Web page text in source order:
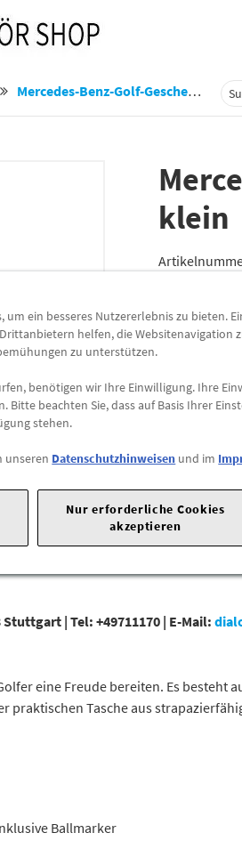
Mercedes-Benz-Golf-Geschenkset-Klein-B66450405
klein
Preis
-
Stuttgart | Tel: +49711170 | E-Mail:
eine Freude bereiten. Es besteht
Tasche aus
Ballmarker
um ein besseres Nutzererlebnis zu bieten.
helfen, die Websitenavigation
zu unterstützen.
benötigen wir Ihre Einwilligung. Ihre
Bitte beachten Sie, dass auf Basis Ihrer
stehen.
unseren Datenschutzhinweisen und im
Nur erforderliche Cookies
akzeptieren